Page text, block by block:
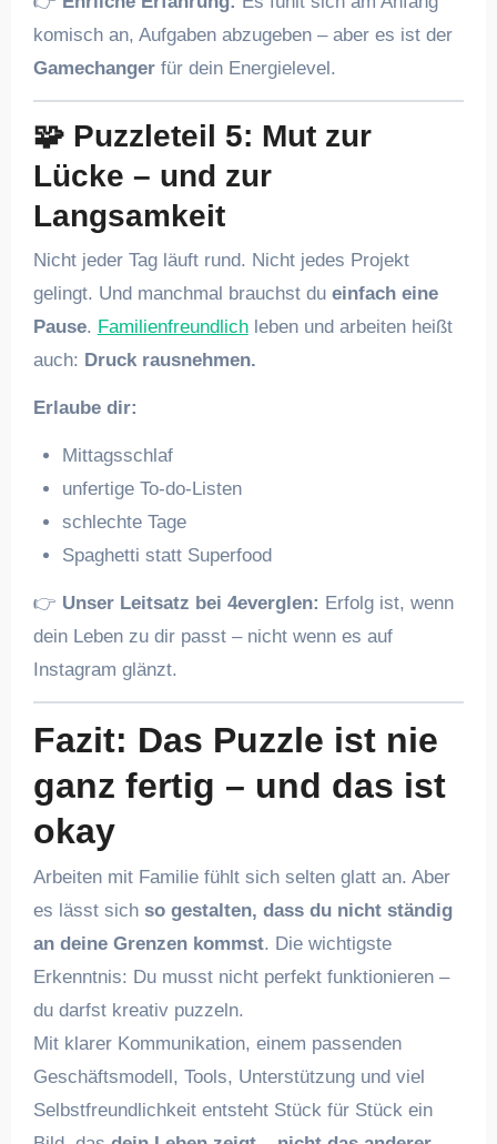
komisch an, Aufgaben abzugeben – aber es ist der
Gamechangerfür dein Energielevel.
🧩 Puzzleteil 5: Mut zur
Lücke – und zur
Langsamkeit
Nicht jeder Tag läuft rund. Nicht jedes Projekt
gelingt. Und manchmal brauchst du einfach eine
Pause. Familienfreundlichleben und arbeiten heißt
auch: Druck rausnehmen.
Erlaube dir:
Mittagsschlaf
unfertige To-do-Listen
schlechte Tage
Spaghetti statt Superfood
👉 Unser Leitsatz bei 4everglen: Erfolg ist, wenn
dein Leben zu dir passt – nicht wenn es auf
Instagram glänzt.
Fazit: Das Puzzle ist nie
ganz fertig – und das ist
okay
Arbeiten mit Familie fühlt sich selten glatt an. Aber
es lässt sich so gestalten, dass du nicht ständig
an deine Grenzen kommst. Die wichtigste
Erkenntnis: Du musst nicht perfekt funktionieren –
du darfst kreativ puzzeln.
Mit klarer Kommunikation, einem passenden
Geschäftsmodell, Tools, Unterstützung und viel
Selbstfreundlichkeit entsteht Stück für Stück ein